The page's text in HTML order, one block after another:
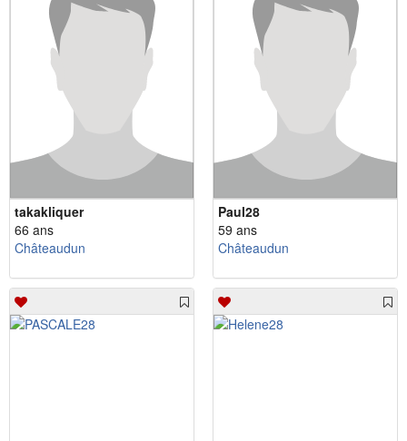
takakliquer
66 ans
Châteaudun
Paul28
59 ans
Châteaudun